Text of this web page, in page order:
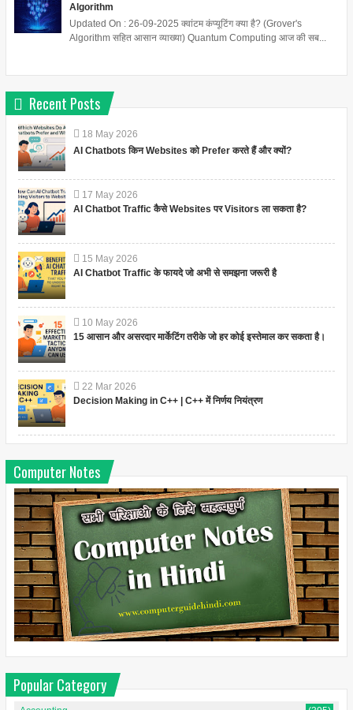
Algorithm
Updated On : 26-09-2025 क्वांटम कंप्यूटिंग क्या है? (Grover's
Algorithm सहित आसान व्याख्या) Quantum Computing आज की सब...
Recent Posts
18 May 2026
AI Chatbots किन Websites को Prefer करते हैं और क्यों?
17 May 2026
AI Chatbot Traffic कैसे Websites पर Visitors ला सकता है?
15 May 2026
AI Chatbot Traffic के फायदे जो अभी से समझना जरूरी है
10 May 2026
15 आसान और असरदार मार्केटिंग तरीके जो हर कोई इस्तेमाल कर सकता है।
22 Mar 2026
Decision Making in C++ | C++ में निर्णय नियंत्रण
Computer Notes
Popular Category